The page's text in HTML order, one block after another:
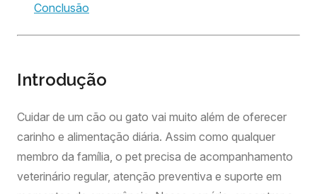
Conclusão
Introdução
Cuidar de um cão ou gato vai muito além de oferecer
carinho e alimentação diária. Assim como qualquer
membro da família, o pet precisa de acompanhamento
veterinário regular, atenção preventiva e suporte em